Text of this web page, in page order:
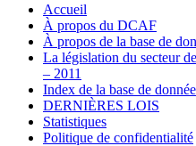
Accueil
À propos du DCAF
À propos de la base de
La législation du secteur
– 2011
Index de la base de
DERNIÈRES LOIS
Statistiques
Politique de confidentialité